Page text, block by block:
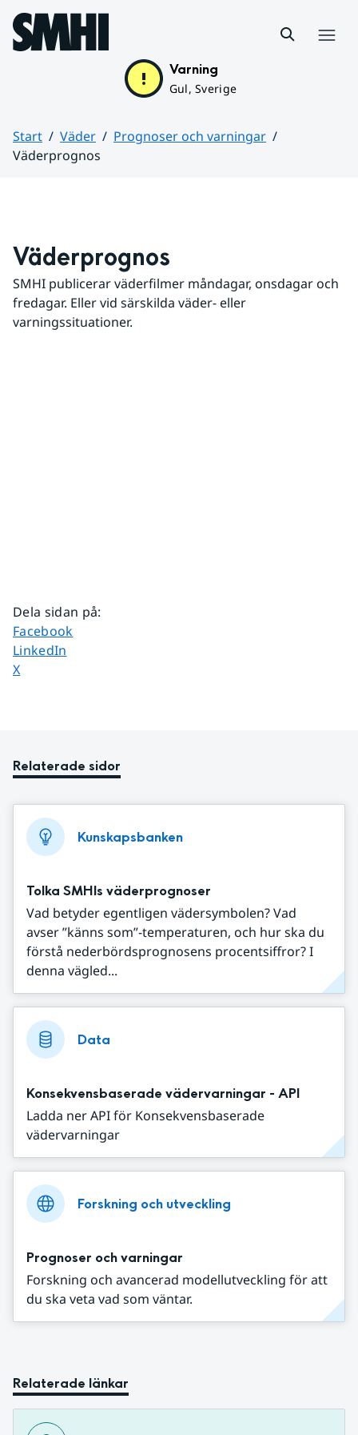
Hoppa till sidans innehåll
Varning
Gul, Sverige
Start Väder
Prognoser och varningar
Väderprognos
Väderprognos
SMHI publicerar väderfilmer måndagar, onsdagar och
fredagar. Eller vid särskilda väder- eller
varningssituationer.
Dela sidan på:
Dela sidan på
Facebook
Dela sidan på
LinkedIn
Dela sidan på
X
Relaterade sidor
Kunskapsbanken
Tolka SMHIs väderprognoser
Vad betyder egentligen vädersymbolen? Vad
avser ”känns som”-temperaturen, och hur ska du
förstå nederbördsprognosens procentsiffror? I
denna vägled...
Data
Konsekvensbaserade vädervarningar - API
Ladda ner API för Konsekvensbaserade
vädervarningar
Forskning och utveckling
Prognoser och varningar
Forskning och avancerad modellutveckling för att
du ska veta vad som väntar.
Relaterade länkar